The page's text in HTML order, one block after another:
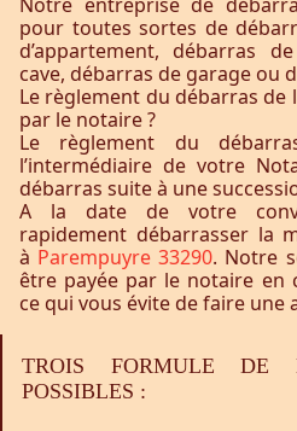
pour toutes sortes de
d’appartement, débarras
cave, débarras de garage ou
Le règlement du débarras
par le notaire ?
Le règlement du
l’intermédiaire de votre
débarras suite à une
A la date de votre
rapidement débarrasser la
à Parempuyre 33290. Notre
être payée par le notaire en
ce qui vous évite de faire une
TROIS FORMULE DE
POSSIBLES :